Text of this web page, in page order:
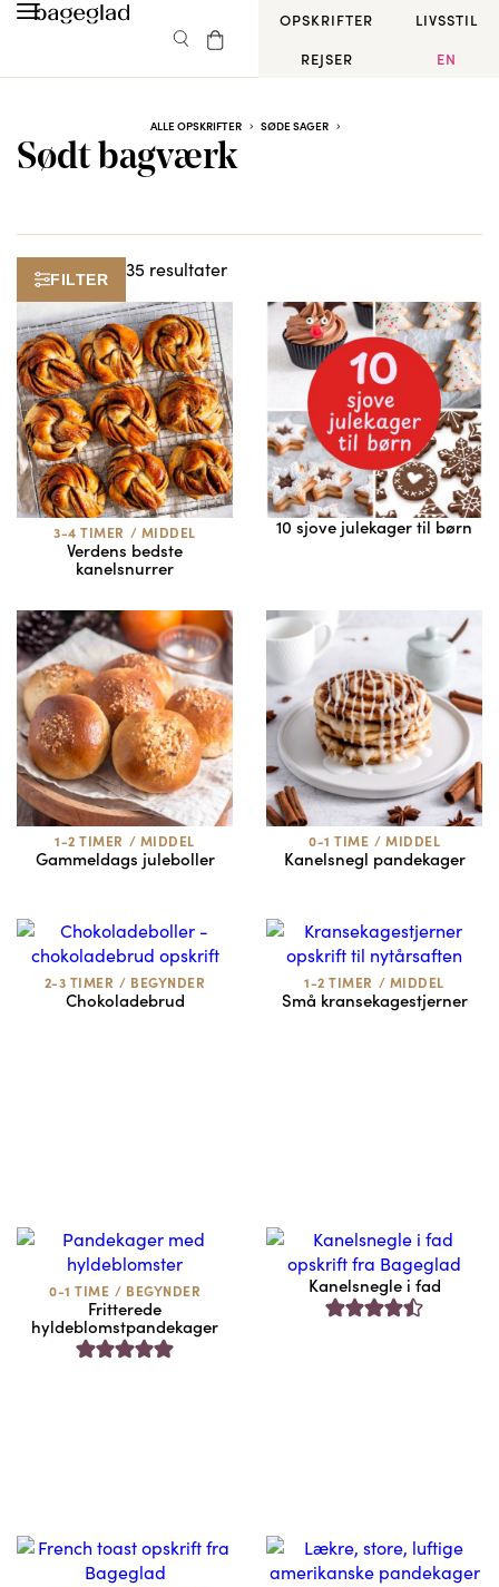
OPSKRIFTER
LIVSSTIL
REJSER
EN
ALLE OPSKRIFTER SØDE SAGER
Sødt bagværk
FILTER 35 resultater
3-4 TIMER / MIDDEL
Verdens bedste
kanelsnurrer
10 sjove julekager til børn
1-2 TIMER / MIDDEL
Gammeldags juleboller
0-1 TIME / MIDDEL
Kanelsnegl pandekager
2-3 TIMER / BEGYNDER
Chokoladebrud
1-2 TIMER / MIDDEL
Små kransekagestjerner
0-1 TIME / BEGYNDER
Fritterede
hyldeblomstpandekager
Kanelsnegle i fad